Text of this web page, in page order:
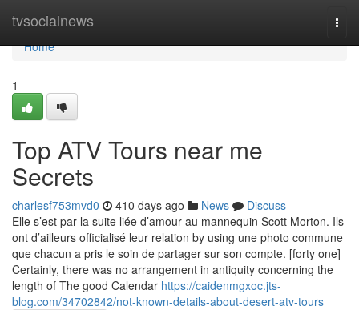
tvsocialnews
Home
Home
1
Top ATV Tours near me
Secrets
charlesf753mvd0 410 days ago News
Discuss
Elle s’est par la suite liée d’amour au mannequin Scott Morton. Ils
ont d’ailleurs officialisé leur relation by using une photo commune
que chacun a pris le soin de partager sur son compte. [forty one]
Certainly, there was no arrangement in antiquity concerning the
length of The good Calendar https://caidenmgxoc.jts-
blog.com/34702842/not-known-details-about-desert-atv-tours